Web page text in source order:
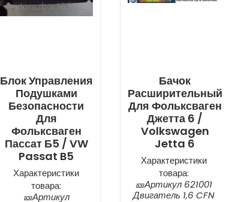
Блок Управления
Подушками
Безопасности
Для
Фольксваген
Пассат Б5 / VW
Passat B5
Характеристики
товара:
🎫Артикул
Бачок
Расширительный
Для Фольксваген
Джетта 6 /
Volkswagen
Jetta 6
Характеристики
товара:
🎫Артикул 621001
Двигатель 1,6 CFN